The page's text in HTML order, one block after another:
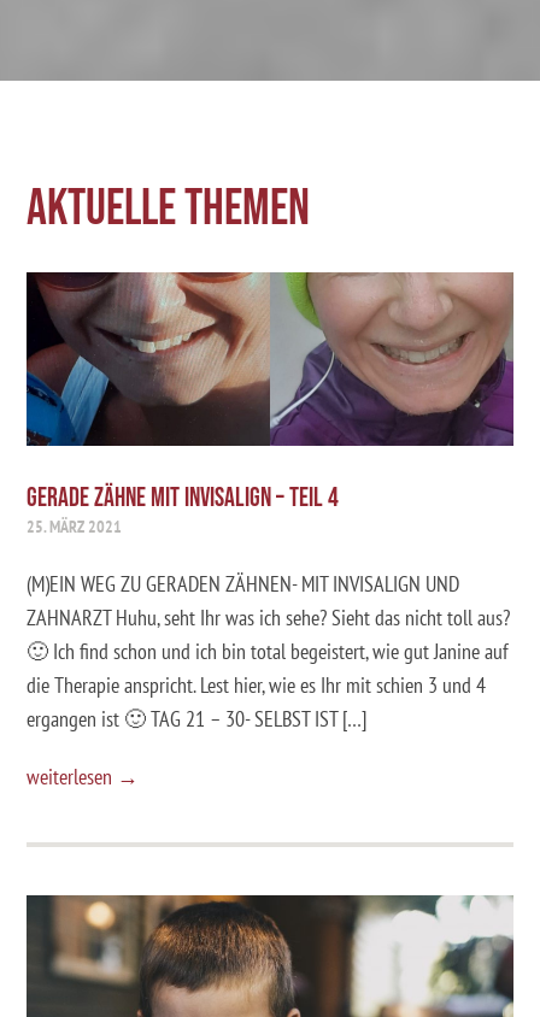
Aktuelle Themen
GERADE ZÄHNE MIT INVISALIGN – TEIL 4
25. MÄRZ 2021
(M)EIN WEG ZU GERADEN ZÄHNEN- MIT INVISALIGN UND
ZAHNARZT Huhu, seht Ihr was ich sehe? Sieht das nicht toll aus?
🙂 Ich find schon und ich bin total begeistert, wie gut Janine auf
die Therapie anspricht. Lest hier, wie es Ihr mit schien 3 und 4
ergangen ist 🙂 TAG 21 – 30- SELBST IST […]
weiterlesen →